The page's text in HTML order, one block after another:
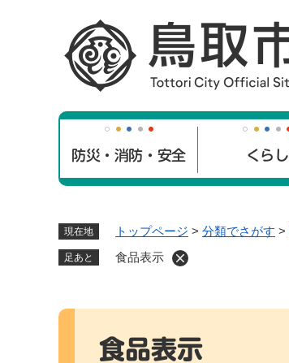
防災・消防・安全 くらし
現在地 トップページ > 分類でさがす >
足あと 食品表示
本
食品表示